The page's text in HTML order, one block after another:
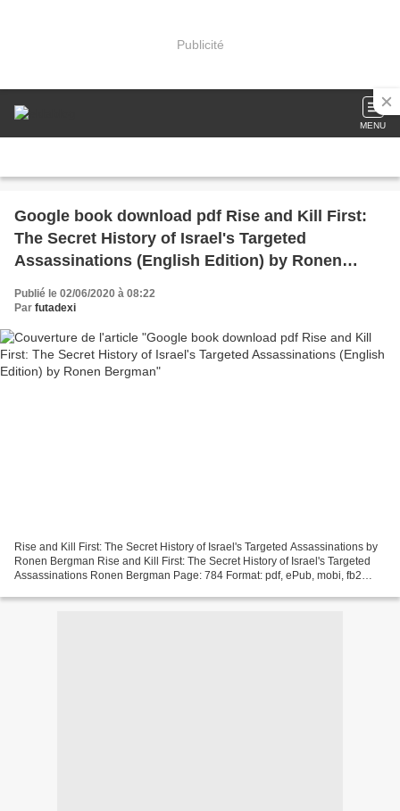
Publicité
MENU
Google book download pdf Rise and Kill First:
The Secret History of Israel's Targeted
Assassinations (English Edition) by Ronen
Bergman
Publié le 02/06/2020 à 08:22
Par futadexi
Rise and Kill First: The Secret History of Israel's Targeted Assassinations by
Ronen Bergman Rise and Kill First: The Secret History of Israel's Targeted
Assassinations Ronen Bergman Page: 784 Format: pdf, ePub, mobi, fb2